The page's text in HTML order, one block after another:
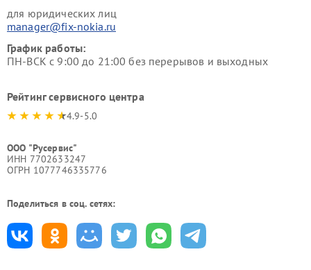
для юридических лиц
manager@fix-nokia.ru
График работы:
ПН-ВСК с 9:00 до 21:00 без перерывов и выходных
Рейтинг сервисного центра
4.9-5.0
ООО "Русервис"
ИНН 7702633247
ОГРН 1077746335776
Поделиться в соц. сетях: